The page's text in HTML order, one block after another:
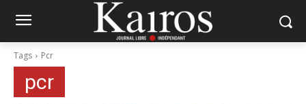
Tags Pcr
pcr